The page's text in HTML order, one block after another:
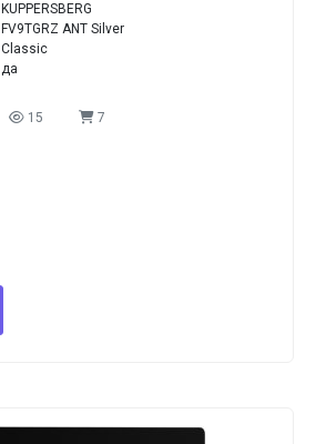
KUPPERSBERG
FV9TGRZ ANT Silver
Classic
да
15 7